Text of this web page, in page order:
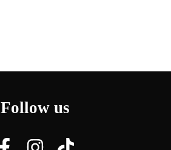
Follow us